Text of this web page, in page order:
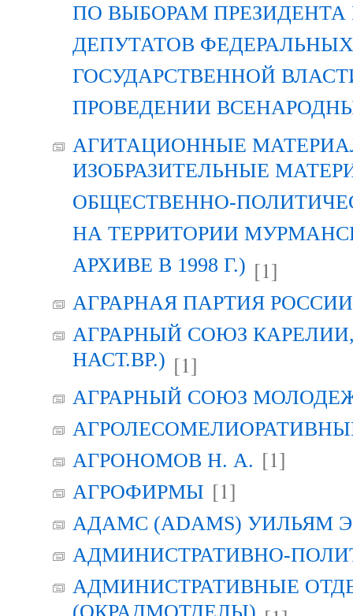
ПО ВЫБОРАМ
ДЕПУТАТОВ
ГОСУДАРСТВЕННОЙ
ПРОВЕДЕНИИ
АГИТАЦИОННЫЕ
ИЗОБРАЗИТЕЛЬНЫЕ
ОБЩЕСТВЕННО-
НА ТЕРРИТОРИИ
АРХИВЕ В 1998 Г.) [1]
АГРАРНАЯ ПАРТИЯ РОССИИ
АГРАРНЫЙ СОЮЗ КАРЕЛИИ,
НАСТ.ВР.) [1]
АГРАРНЫЙ СОЮЗ
АГРОНОМОВ Н. А. [1]
АГРОФИРМЫ [1]
АДАМС (ADAMS) УИЛЬЯМ
АДМИНИСТРАТИВНО-
АДМИНИСТРАТИВНЫЕ